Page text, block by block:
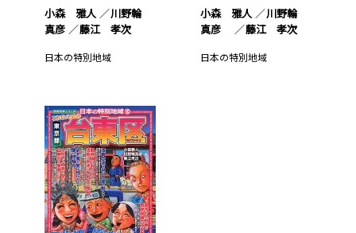
小森 雅人
川野輪
真彦
藤江 孝次
日本の特別地域
小森 雅人
川野輪
真彦
藤江 孝次
日本の特別地域